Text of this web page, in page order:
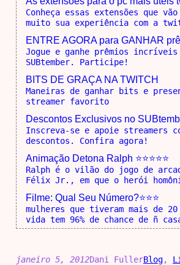
Conheça essas extensões que
muito sua experiência com a
ENTRE AGORA para GANHAR
Jogue e ganhe prêmios
SUBtember. Participe!
BITS DE GRAÇA NA TWITCH
Maneiras de ganhar bits e
streamer favorito
Descontos Exclusivos no
Inscreva-se e apoie streamers
descontos. Confira agora!
Animação Detona Ralph ⭐⭐⭐⭐⭐
Ralph é o vilão do jogo de
Félix Jr., em que o herói
Filme: Qual Seu Número?⭐⭐⭐
mulheres que tiveram mais de
vida tem 96% de chance de ñ
janeiro 5, 2012Dani FullerBlog,